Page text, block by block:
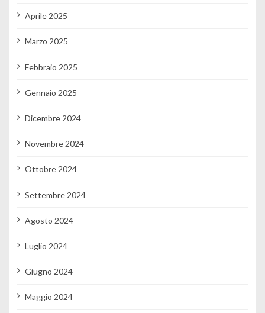
Aprile 2025
Marzo 2025
Febbraio 2025
Gennaio 2025
Dicembre 2024
Novembre 2024
Ottobre 2024
Settembre 2024
Agosto 2024
Luglio 2024
Giugno 2024
Maggio 2024